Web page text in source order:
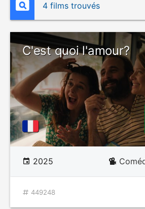
4 films trouvés
C'est quoi l'amour?
2025
449248